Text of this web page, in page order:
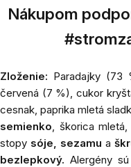
Nákupom
Zloženie: Paradajky (73
červená (7 %), cukor
cesnak, paprika mletá
semienko , škorica mletá
stopy sóje, sezamu a
bezlepkový. Alergény